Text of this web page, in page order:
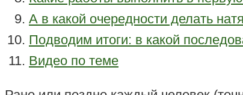
А в какой очередности делать
Подводим итоги: в какой
Видео по теме